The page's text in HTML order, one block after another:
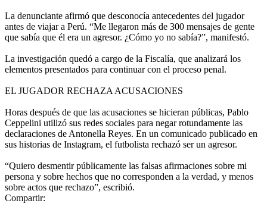
La denunciante afirmó que desconocía antecedentes del jugador
antes de viajar a Perú. “Me llegaron más de 300 mensajes de gente
que sabía que él era un agresor. ¿Cómo yo no sabía?”, manifestó.
La investigación quedó a cargo de la Fiscalía, que analizará los
elementos presentados para continuar con el proceso penal.
EL JUGADOR RECHAZA ACUSACIONES
Horas después de que las acusaciones se hicieran públicas, Pablo
Ceppelini utilizó sus redes sociales para negar rotundamente las
declaraciones de Antonella Reyes. En un comunicado publicado en
sus historias de Instagram, el futbolista rechazó ser un agresor.
“Quiero desmentir públicamente las falsas afirmaciones sobre mi
persona y sobre hechos que no corresponden a la verdad, y menos
sobre actos que rechazo”, escribió.
Compartir: